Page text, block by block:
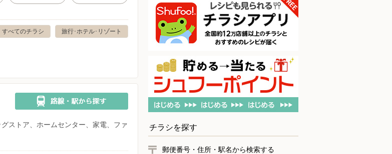
旅行･ホテル･リゾート
すべてのチラシ
ストア、ホームセンター、家電、ファ
チラシを探す
郵便番号・住所・駅名から検索する